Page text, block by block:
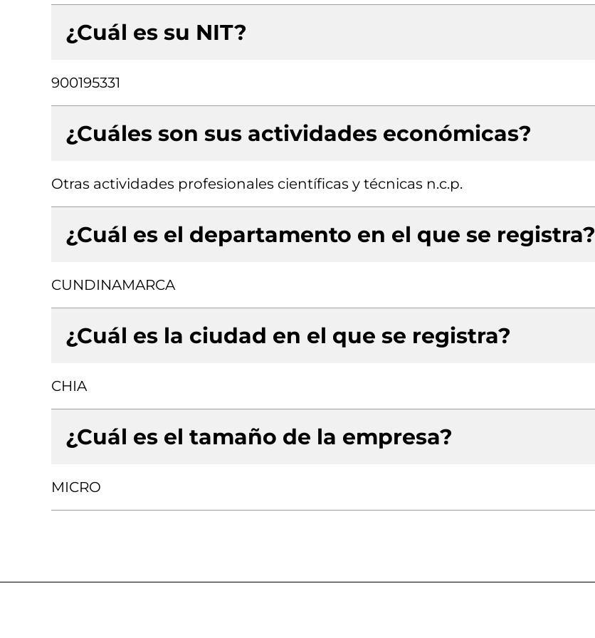
¿Cuál es su NIT?
900195331
¿Cuáles son sus actividades económicas?
Otras actividades profesionales científicas y técnicas n.c.p.
¿Cuál es el departamento en el que se registra?
CUNDINAMARCA
¿Cuál es la ciudad en el que se registra?
CHIA
¿Cuál es el tamaño de la empresa?
MICRO